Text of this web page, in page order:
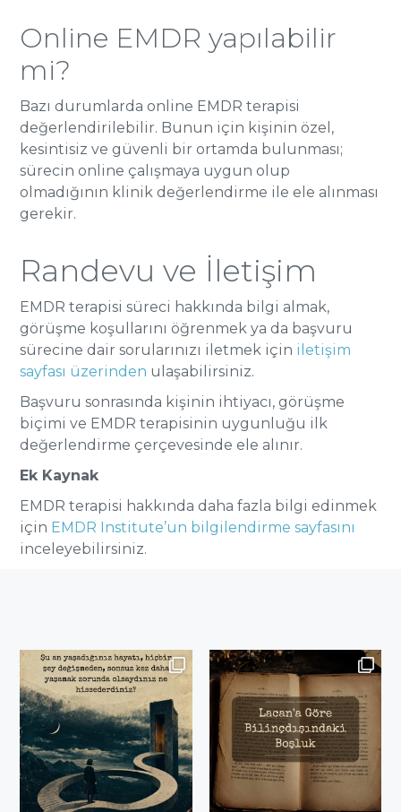
Online EMDR yapılabilir
mi?
Bazı durumlarda online EMDR terapisi
değerlendirilebilir. Bunun için kişinin özel,
kesintisiz ve güvenli bir ortamda bulunması;
sürecin online çalışmaya uygun olup
olmadığının klinik değerlendirme ile ele alınması
gerekir.
Randevu ve İletişim
EMDR terapisi süreci hakkında bilgi almak,
görüşme koşullarını öğrenmek ya da başvuru
sürecine dair sorularınızı iletmek için iletişim
sayfası üzerinden ulaşabilirsiniz.
Başvuru sonrasında kişinin ihtiyacı, görüşme
biçimi ve EMDR terapisinin uygunluğu ilk
değerlendirme çerçevesinde ele alınır.
Ek Kaynak
EMDR terapisi hakkında daha fazla bilgi edinmek
için EMDR Institute’un bilgilendirme sayfasını
inceleyebilirsiniz.